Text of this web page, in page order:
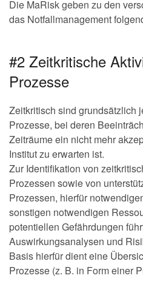
Die MaRisk geben zu den
das Notfallmanagement
#2 Zeitkritische
Prozesse
Zeitkritisch sind grundsätzlich
Prozesse, bei deren
Zeiträume ein nicht mehr
Institut zu erwarten ist.
Zur Identifikation von
Prozessen sowie von
Prozessen, hierfür
sonstigen notwendigen
potentiellen Gefährdungen
Auswirkungsanalysen und
Basis hierfür dient eine
Prozesse (z. B. in Form einer